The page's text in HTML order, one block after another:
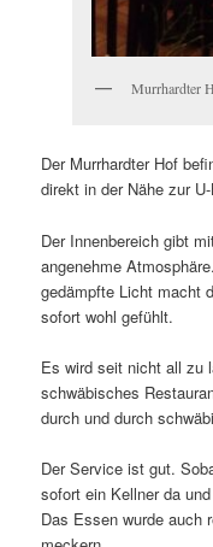
Murrhardter
Der Murrhardter Hof
direkt in der Nähe zur
Der Innenbereich gibt
angenehme
gedämpfte Licht macht
sofort wohl gefühlt.
Es wird seit nicht all zu
schwäbisches
durch und durch
Der Service ist gut.
sofort ein Kellner da
Das Essen wurde auch